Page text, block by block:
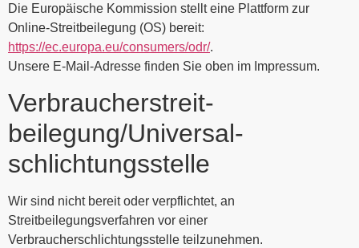
Die Europäische Kommission stellt eine Plattform zur
Online-Streitbeilegung (OS) bereit:
https://ec.europa.eu/consumers/odr/.
Unsere E-Mail-Adresse finden Sie oben im Impressum.
Verbraucher­streit­
beilegung/Universal­
schlichtungs­stelle
Wir sind nicht bereit oder verpflichtet, an
Streitbeilegungsverfahren vor einer
Verbraucherschlichtungsstelle teilzunehmen.